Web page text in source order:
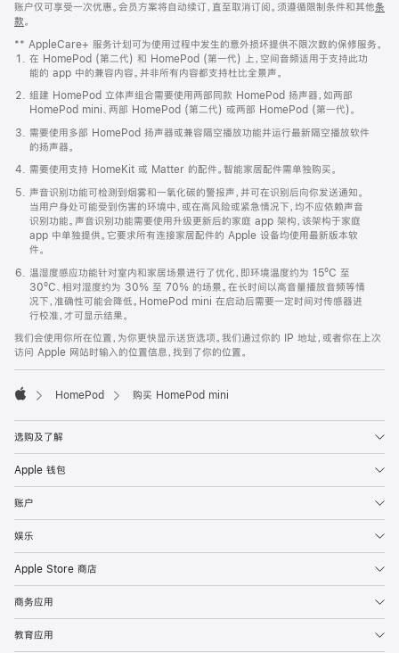
账户仅可享受一次优惠。会员方案将自动续订，直至取消订阅。须遵循限制条件和其他条
款。
窗
口
中
打
开)
** AppleCare+ 服务计划可为使用过程中发生的意外损坏提供不限次数的保修服务。
在 HomePod (第二代) 和 HomePod (第一代) 上，空间音频适用于支持此功
能的 app 中的兼容内容。并非所有内容都支持杜比全景声。
组建 HomePod 立体声组合需要使用两部同款 HomePod 扬声器，如两部
HomePod mini、两部 HomePod (第二代) 或两部 HomePod (第一代)。
需要使用多部 HomePod 扬声器或兼容隔空播放功能并运行最新隔空播放软件
的扬声器。
需要使用支持 HomeKit 或 Matter 的配件。智能家居配件需单独购买。
声音识别功能可检测到烟雾和一氧化碳的警报声，并可在识别后向你发送通知。
当用户身处可能受到伤害的环境中，或在高风险或紧急情况下，均不应依赖声音
识别功能。声音识别功能需要使用升级更新后的家庭 app 架构，该架构于家庭
app 中单独提供。它要求所有连接家居配件的 Apple 设备均使用最新版本软
件。
温湿度感应功能针对室内和家居场景进行了优化，即环境温度约为 15ºC 至
30ºC、相对湿度约为 30% 至 70% 的场景。在长时间以高音量播放音频等情
况下，准确性可能会降低。HomePod mini 在启动后需要一定时间对传感器进
行校准，才可显示结果。
我们会使用你所在位置，为你更快显示送货选项。我们通过你的 IP 地址，或者你在上次
访问 Apple 网站时输入的位置信息，找到了你的位置。
HomePod 购买 HomePod mini
选购及了解
Apple 钱包
账户
娱乐
Apple Store 商店
商务应用
教育应用